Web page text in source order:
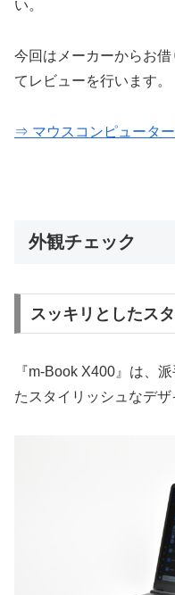
い。
今回はメーカーからお
てレビューを行います。
⇒ マウスコンピュータ
外観チェック
スッキリとしたス
『m-Book X400』は、
たスタイリッシュなデザ